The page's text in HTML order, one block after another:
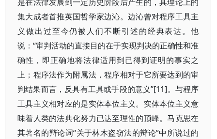
集大成者首推英国哲学家边沁。边沁曾对程序工具主
义做出过至今仍被人们不断引述的经典表达。他
说：“审判活动的直接目的在于实现判决的正确性和准
确性，即正确地将法律适用到已得到证明的事实之
上；程序法作为附属法，程序相对于它所要达到的审
判结果而言，反具有工具或手段的意义”[11]。与程序
工具主义相对应的是实体本位主义。实体本位主义意
味着人类的法典化努力已达至理性的顶峰。马克思在
其著名的辩论词“关于林木盗窃法的辩论”中所说过的